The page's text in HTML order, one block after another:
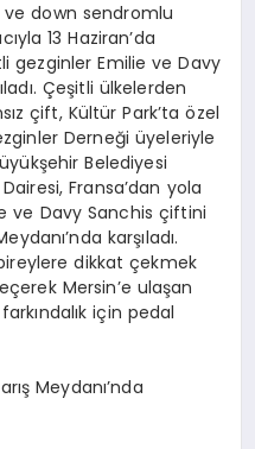
ve down sendromlu
13 Haziran’da
gezginler Emilie ve Davy
Çeşitli ülkelerden
çift, Kültür Park’ta özel
Derneği üyeleriyle
Belediyesi
Fransa’dan yola
ve Davy Sanchis çiftini
karşıladı.
dikkat çekmek
Mersin’e ulaşan
için pedal
Meydanı’nda